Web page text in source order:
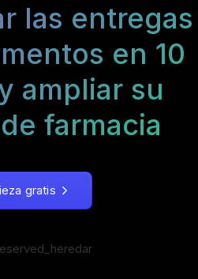
las entregas
en 10
ampliar su
farmacia
gratis